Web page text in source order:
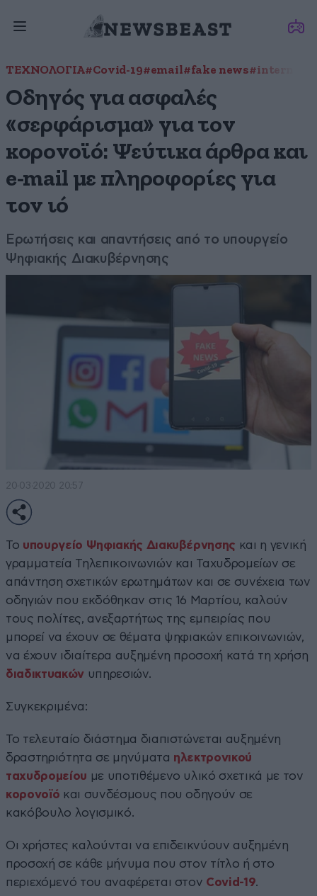
ΤΕΧΝΟΛΟΓΙΑ#Covid-19#email#fake news#internet
Οδηγός για ασφαλές
«σερφάρισμα» για τον
κορονοϊό: Ψεύτικα άρθρα και
e-mail με πληροφορίες για
τον ιό
Ερωτήσεις και απαντήσεις από το υπουργείο
Ψηφιακής Διακυβέρνησης
20·03·2020 20:57
Το υπουργείο Ψηφιακής Διακυβέρνησης και η γενική
γραμματεία Τηλεπικοινωνιών και Ταχυδρομείων σε
απάντηση σχετικών ερωτημάτων και σε συνέχεια των
οδηγιών που εκδόθηκαν στις 16 Μαρτίου, καλούν
τους πολίτες, ανεξαρτήτως της εμπειρίας που
μπορεί να έχουν σε θέματα ψηφιακών επικοινωνιών,
να έχουν ιδιαίτερα αυξημένη προσοχή κατά τη χρήση
διαδικτυακώνυπηρεσιών.
Συγκεκριμένα:
Το τελευταίο διάστημα διαπιστώνεται αυξημένη
δραστηριότητα σε μηνύματα ηλεκτρονικού
ταχυδρομείου με υποτιθέμενο υλικό σχετικά με τον
κορονοϊό και συνδέσμους που οδηγούν σε
κακόβουλο λογισμικό.
Οι χρήστες καλούνται να επιδεικνύουν αυξημένη
προσοχή σε κάθε μήνυμα που στον τίτλο ή στο
περιεχόμενό του αναφέρεται στον Covid-19.